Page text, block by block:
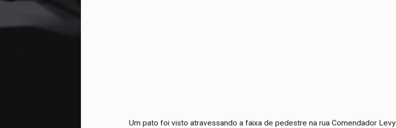
Um pato foi visto atravessando a faixa de pedestre na rua Comendador Levy